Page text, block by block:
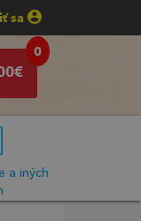
sa
0
€
a iných